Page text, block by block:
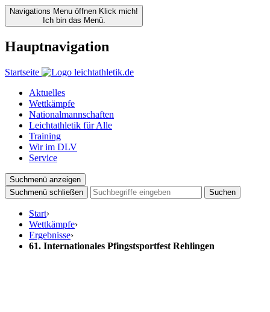
Navigations Menu öffnen Klick mich!
Ich bin das Menü.
Hauptnavigation
Startseite
Aktuelles
Wettkämpfe
Nationalmannschaften
Leichtathletik für Alle
Training
Wir im DLV
Service
Suchmenü anzeigen
Suchmenü schließen
Suchen
Start›
Wettkämpfe›
Ergebnisse›
61. Internationales Pfingstsportfest Rehlingen